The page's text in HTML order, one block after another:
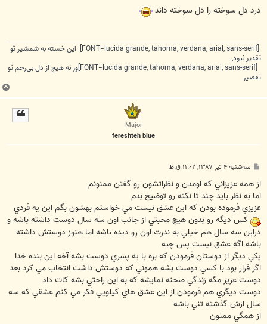
ت
درد دل سوخته را دل سوخته داند
[FONT=lucida grande, tahoma, verdana, arial, sans-serif] این خسته به شمشیر تو
تقدیر نبود,
[FONT=lucida grande, tahoma, verdana, arial, sans-serif]ور نه هیچ از دل بی‌رحم تو
تقصیر
ب
ا
Major
fereshteh blue
پ
ت
سه‌شنبه ۴ تیر ۱۳۸۷, ۱۱:۰۲ ق.ظ
از همه عزيزاني که اومدن و نظراتشون رو گفتن ممنونم
اما به نظر بايد چند تا نکته رو توضيح بدم
عزيزي فرموده بودن که اين عشق نيست مي خواستم بهشون بگم اين يه فردي
کس ديگه رو بدون هيچ محبتي از جانب اون سه سال دوست داشته باشه و
دراين سه سال هم خيلي به ندرت اون رو ديده باشه اما هنوز دوستش داشته
باشه اگه عشق نيست پس چيه
يکي ديگر از دوستان فرمودن که بره با يه پسري دوست بشه آخه اين بنده خدا
اگر قرار بود با کسي دوست بشه هموني که دوستش داشت انتخاب مي کرد بعد
دوست عزيز مگه زندگي صحنه نمايشه که به اين راحتي بشه کات داد
دوست ديگري هم فرمودن از اين عشق هاي کيلويي فکر مي کنم عشقي که سه
سال ازش گذشته تني باشه
از همگي ممنون